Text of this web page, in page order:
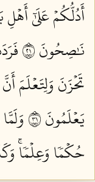
أَدُلُّكُمۡ عَلَىٰٓ
نَٰصِحُونَ ١٢
تَحۡزَنَ وَلِتَعۡلَمَ
يَعۡلَمُونَ ١٣
حُكۡمٗا وَعِلۡمٗاۚ